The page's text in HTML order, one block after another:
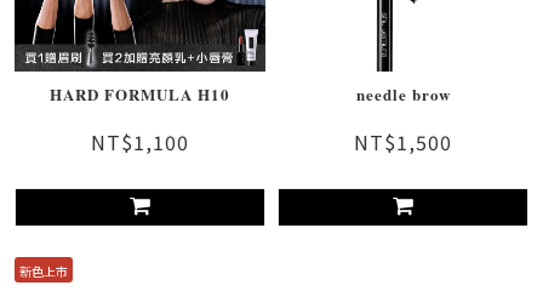
HARD FORMULA H10
NT$1,100
needle brow
NT$1,500
新色上市